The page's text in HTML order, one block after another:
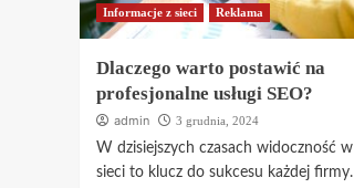
Informacje z sieci Reklama
Dlaczego warto postawić na
profesjonalne usługi SEO?
admin 3 grudnia, 2024
W dzisiejszych czasach widoczność w
sieci to klucz do sukcesu każdej firmy.